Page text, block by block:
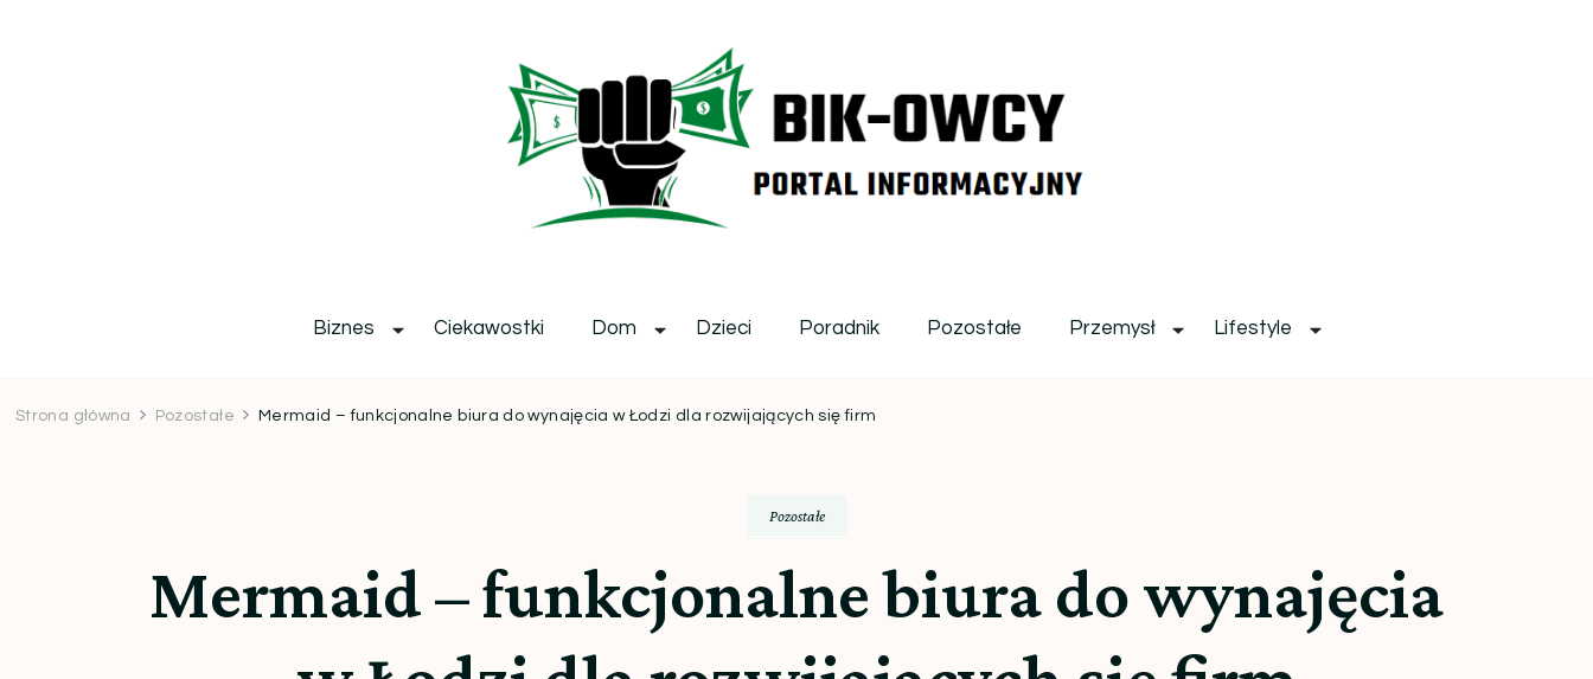
Biznes Ciekawostki Dom Dzieci Poradnik Pozostałe Przemysł Lifestyle
Strona główna Pozostałe Mermaid – funkcjonalne biura do wynajęcia w Łodzi dla rozwijających się firm
Pozostałe
Mermaid – funkcjonalne biura do wynajęcia